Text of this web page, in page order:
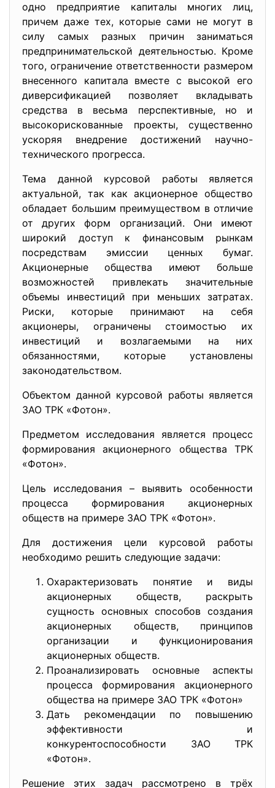
одно предприятие капиталы многих лиц,
причем даже тех, которые сами не могут в
силу самых разных причин заниматься
предпринимательской деятельностью. Кроме
того, ограничение ответственности размером
внесенного капитала вместе с высокой его
диверсификацией позволяет вкладывать
средства в весьма перспективные, но и
высокорискованные проекты, существенно
ускоряя внедрение достижений научно-
технического прогресса.
Тема данной курсовой работы является
актуальной, так как акционерное общество
обладает большим преимуществом в отличие
от других форм организаций. Они имеют
широкий доступ к финансовым рынкам
посредствам эмиссии ценных бумаг.
Акционерные общества имеют больше
возможностей привлекать значительные
объемы инвестиций при меньших затратах.
Риски, которые принимают на себя
акционеры, ограничены стоимостью их
инвестиций и возлагаемыми на них
обязанностями, которые установлены
законодательством.
Объектом данной курсовой работы является
ЗАО ТРК «Фотон».
Предметом исследования является процесс
формирования акционерного общества ТРК
«Фотон».
Цель исследования – выявить особенности
процесса формирования акционерных
обществ на примере ЗАО ТРК «Фотон».
Для достижения цели курсовой работы
необходимо решить следующие задачи:
Охарактеризовать понятие и виды
акционерных обществ, раскрыть
сущность основных способов создания
акционерных обществ, принципов
организации и функционирования
акционерных обществ.
Проанализировать основные аспекты
процесса формирования акционерного
общества на примере ЗАО ТРК «Фотон»
Дать рекомендации по повышению
эффективности и
конкурентоспособности ЗАО ТРК
«Фотон».
Решение этих задач рассмотрено в трёх